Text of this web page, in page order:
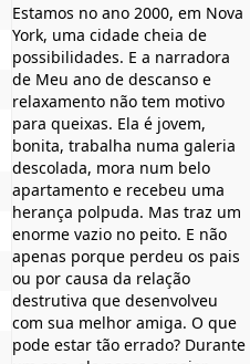
Estamos no ano 2000, em Nova
York, uma cidade cheia de
possibilidades. E a narradora
de Meu ano de descanso e
relaxamento não tem motivo
para queixas. Ela é jovem,
bonita, trabalha numa galeria
descolada, mora num belo
apartamento e recebeu uma
herança polpuda. Mas traz um
enorme vazio no peito. E não
apenas porque perdeu os pais
ou por causa da relação
destrutiva que desenvolveu
com sua melhor amiga. O que
pode estar tão errado? Durante